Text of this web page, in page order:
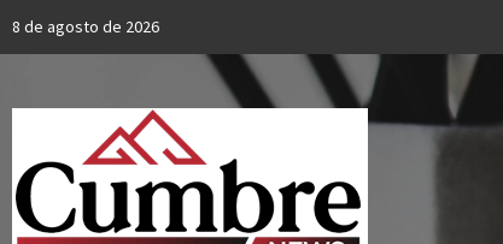
8 de agosto de 2026